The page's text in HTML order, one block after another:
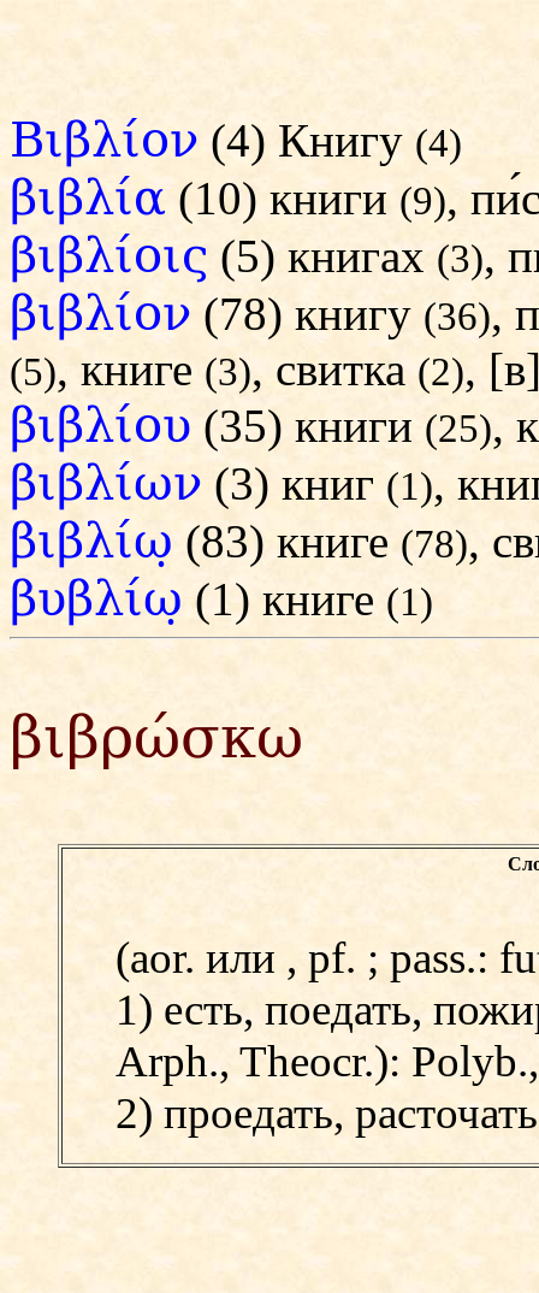
Βιβλίον (4) Книгу (4)
βιβλία (10) книги (9),
βιβλίοις (5) книгах (3),
βιβλίον (78) книгу (36),
(5), книге (3), свитка (2),
βιβλίου (35) книги (25),
βιβλίων (3) книг (1),
βιβλίω̣ (83) книге (78),
βυβλίω̣ (1) книге (1)
βιβρώσκω
(aor. или , pf. ; pass.:
1) есть, поедать,
Arph., Theocr.):
2) проедать,